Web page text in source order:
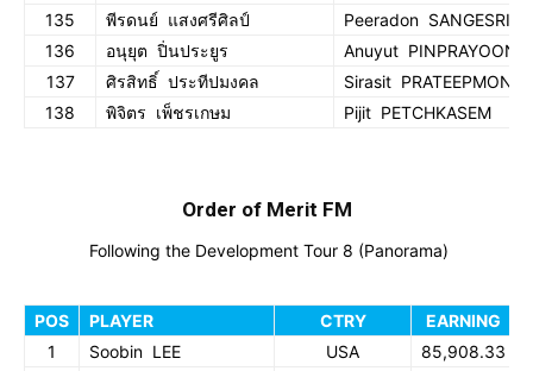
135
พีรดนย์ แสงศรีศิลป์
Peeradon
136
อนุยุต ปิ่นประยูร
Anuyut PINPRAYOON
137
ศิรสิทธิ์ ประทีปมงคล
Sirasit
138
พิจิตร เพ็ชรเกษม Pijit PETCHKASEM
Order of Merit FM
Following the Development Tour 8 (Panorama)
POS PLAYER CTRY EARNING
1
Soobin LEE USA
85,908.33